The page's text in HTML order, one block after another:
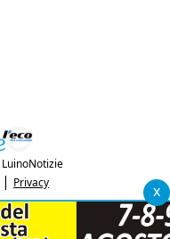
x
| Privacy
al Registro Stampa del
data 29/6/2017"